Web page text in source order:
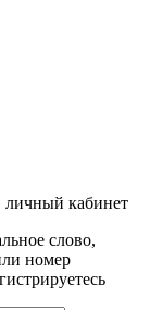
личный кабинет
слово,
номер